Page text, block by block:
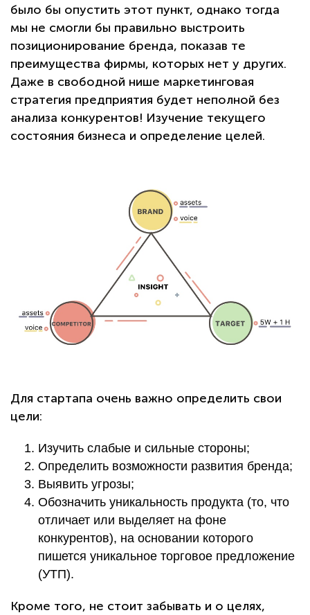
было бы опустить этот пункт, однако тогда
мы не смогли бы правильно выстроить
позиционирование бренда, показав те
преимущества фирмы, которых нет у других.
Даже в свободной нише маркетинговая
стратегия предприятия будет неполной без
анализа конкурентов! Изучение текущего
состояния бизнеса и определение целей.
Для стартапа очень важно определить свои
цели:
Изучить слабые и сильные стороны;
Определить возможности развития бренда;
Выявить угрозы;
Обозначить уникальность продукта (то, что
отличает или выделяет на фоне
конкурентов), на основании которого
пишется уникальное торговое предложение
(УТП).
Кроме того, не стоит забывать и о целях,